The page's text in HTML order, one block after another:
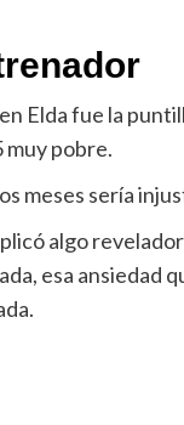
Elda fue la
muy pobre.
meses sería
algo
esa ansiedad